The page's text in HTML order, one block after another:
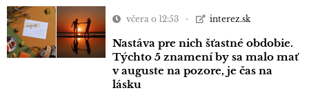
včera o 12:53 interez.sk
Nastáva pre nich šťastné obdobie.
Týchto 5 znamení by sa malo mať
v auguste na pozore, je čas na
lásku